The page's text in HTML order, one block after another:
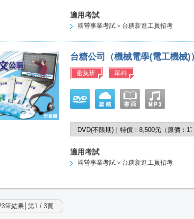
適用考試
國營事業考試＞台糖新進工員招考
台糖公司（機械電學(電工機械
密集班 單科
適用考試
國營事業考試＞台糖新進工員招考
筆結果│第1 / 3頁